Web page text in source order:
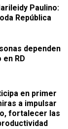
Paulino:
República
dependen
RD
en primer
a impulsar
fortalecer las